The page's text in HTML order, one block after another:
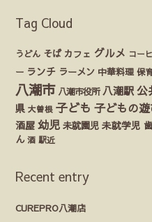
Tag Cloud
うどん そば カフェ グルメ コー
ー ランチ ラーメン 中華料理 保
八潮市 八潮市役所 八潮駅 公
県 大曽根 子ども 子どもの
酒屋 幼児 未就園児 未就学児
ん 酒 駅近
Recent entry
CUREPRO八潮店